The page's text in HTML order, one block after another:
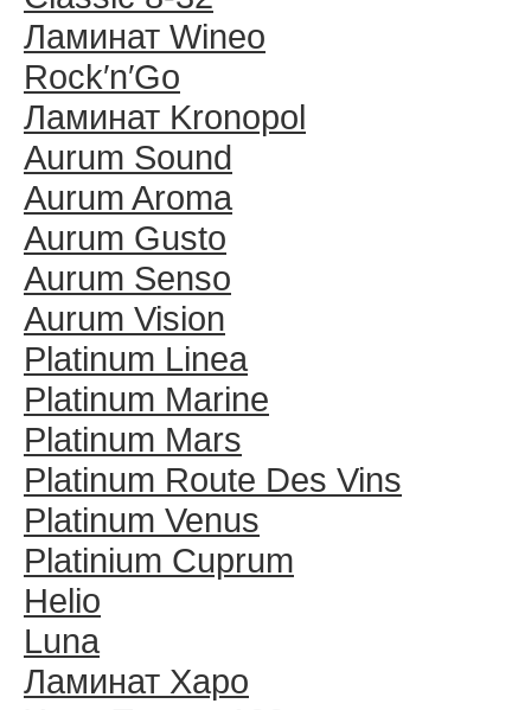
Ламинат Wineo
Rock′n′Go
Ламинат Kronopol
Aurum Sound
Aurum Aroma
Aurum Gusto
Aurum Senso
Aurum Vision
Platinum Linea
Platinum Marine
Platinum Mars
Platinum Route Des Vins
Platinum Venus
Platinium Cuprum
Helio
Luna
Ламинат Харо